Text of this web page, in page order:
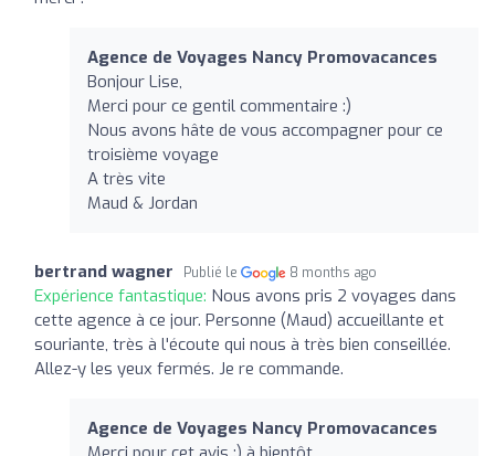
Agence de Voyages Nancy Promovacances
Bonjour Lise,
Merci pour ce gentil commentaire :)
Nous avons hâte de vous accompagner pour ce
troisième voyage
A très vite
Maud & Jordan
bertrand wagner Publié le 8 months ago
Expérience fantastique: Nous avons pris 2 voyages dans
cette agence à ce jour. Personne (Maud) accueillante et
souriante, très à l'écoute qui nous à très bien conseillée.
Allez-y les yeux fermés. Je re commande.
Agence de Voyages Nancy Promovacances